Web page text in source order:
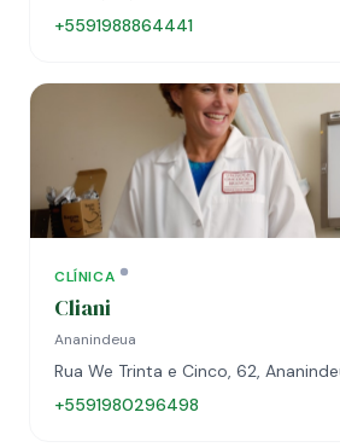
+5591988864441
CLÍNICA
Cliani
Ananindeua
Rua We Trinta e Cinco, 62,
+5591980296498